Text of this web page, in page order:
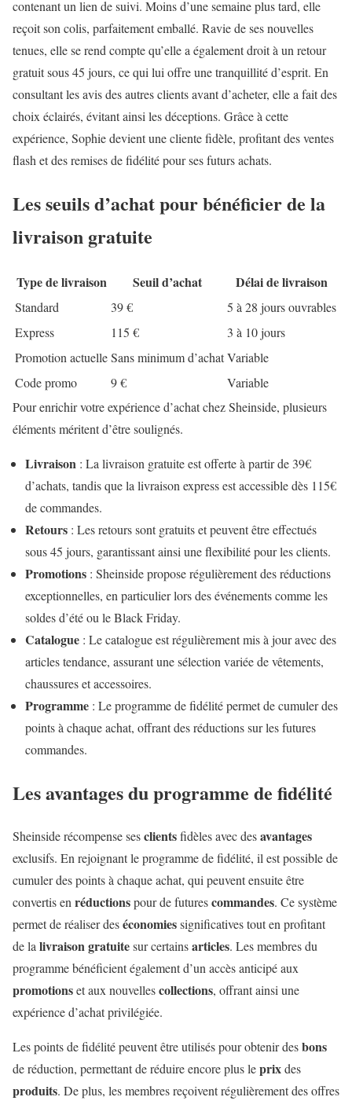
contenant un lien de suivi. Moins d’une semaine plus tard, elle
reçoit son colis, parfaitement emballé. Ravie de ses nouvelles
tenues, elle se rend compte qu’elle a également droit à un retour
gratuit sous 45 jours, ce qui lui offre une tranquillité d’esprit. En
consultant les avis des autres clients avant d’acheter, elle a fait des
choix éclairés, évitant ainsi les déceptions. Grâce à cette
expérience, Sophie devient une cliente fidèle, profitant des ventes
flash et des remises de fidélité pour ses futurs achats.
Les seuils d’achat pour bénéficier de la
livraison gratuite
Type de livraison Seuil d’achat Délai de livraison
Standard 39 €
5 à 28 jours ouvrables
Express
115 €
3 à 10 jours
Promotion actuelleSans minimum d’achatVariable
Code promo
9 €
Variable
Pour enrichir votre expérience d’achat chez Sheinside, plusieurs
éléments méritent d’être soulignés.
Livraison : La livraison gratuite est offerte à partir de 39€
d’achats, tandis que la livraison express est accessible dès 115€
de commandes.
Retours : Les retours sont gratuits et peuvent être effectués
sous 45 jours, garantissant ainsi une flexibilité pour les clients.
Promotions : Sheinside propose régulièrement des réductions
exceptionnelles, en particulier lors des événements comme les
soldes d’été ou le Black Friday.
Catalogue : Le catalogue est régulièrement mis à jour avec des
articles tendance, assurant une sélection variée de vêtements,
chaussures et accessoires.
Programme : Le programme de fidélité permet de cumuler des
points à chaque achat, offrant des réductions sur les futures
commandes.
Les avantages du programme de fidélité
Sheinside récompense sesclientsfidèles avec desavantages
exclusifs. En rejoignant le programme de fidélité, il est possible de
cumuler des points à chaque achat, qui peuvent ensuite être
convertis en réductionspour de futurescommandes. Ce système
permet de réaliser deséconomiessignificatives tout en profitant
de la livraisongratuitesur certainsarticles. Les membres du
programme bénéficient également d’un accès anticipé aux
promotionset aux nouvellescollections, offrant ainsi une
expérience d’achat privilégiée.
Les points de fidélité peuvent être utilisés pour obtenir desbons
de réduction, permettant de réduire encore plus leprixdes
produits. De plus, les membres reçoivent régulièrement des offres